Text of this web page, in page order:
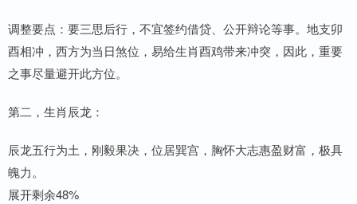
调整要点：要三思后行，不宜签约借贷、公开辩论等事。地支卯
酉相冲，西方为当日煞位，易给生肖酉鸡带来冲突，因此，重要
之事尽量避开此方位。
第二，生肖辰龙：
辰龙五行为土，刚毅果决，位居巽宫，胸怀大志惠盈财富，极具
魄力。
展开剩余48%